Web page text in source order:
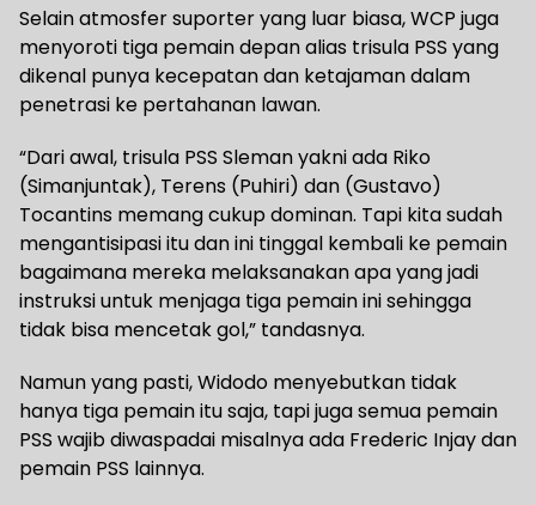
Selain atmosfer suporter yang luar biasa, WCP juga
menyoroti tiga pemain depan alias trisula PSS yang
dikenal punya kecepatan dan ketajaman dalam
penetrasi ke pertahanan lawan.
“Dari awal, trisula PSS Sleman yakni ada Riko
(Simanjuntak), Terens (Puhiri) dan (Gustavo)
Tocantins memang cukup dominan. Tapi kita sudah
mengantisipasi itu dan ini tinggal kembali ke pemain
bagaimana mereka melaksanakan apa yang jadi
instruksi untuk menjaga tiga pemain ini sehingga
tidak bisa mencetak gol,” tandasnya.
Namun yang pasti, Widodo menyebutkan tidak
hanya tiga pemain itu saja, tapi juga semua pemain
PSS wajib diwaspadai misalnya ada Frederic Injay dan
pemain PSS lainnya.